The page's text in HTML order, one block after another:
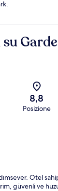
8,8
Posizione
Otel
güvenli ve